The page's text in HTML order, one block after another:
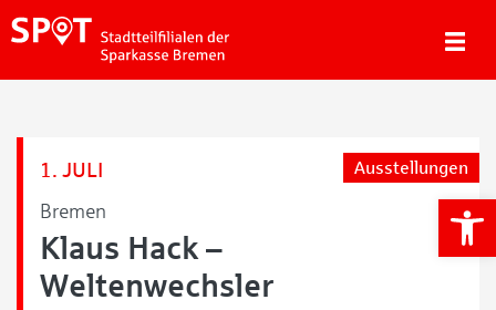
1. JULI
Bremen
Ausstellungen
Klaus Hack –
Weltenwechsler